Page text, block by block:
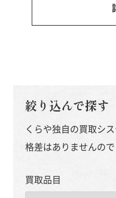
絞り込んで探す
くらや独自の買取シ
格差はありませんので
買取品目